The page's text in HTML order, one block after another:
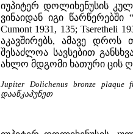
იუპიტერ დოლიხენუსის
ვინაიდან იგი
Cumont 1931, 135;
აკავშირებს, ამავე
შესაძლოა სავსებით
ახლო მდგომი ხათური ცის
Jupiter Dolichenus bronze plaque
დააწკაპუნეთ